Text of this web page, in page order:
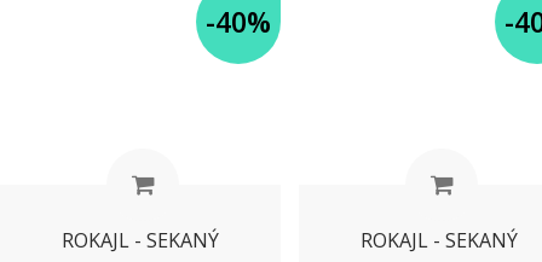
-40%
ROKAJL - SEKANÝ
-
ROKAJL - SEKANÝ